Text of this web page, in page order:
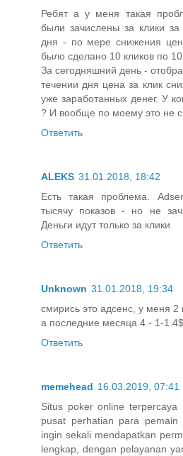
Ребят а у меня такая
были зачислены за клики
дня - по мере снижения
было сделано 10 кликов по
За сегодняшний день -
течении дня цена за клик
уже заработанных денег. У
? И вообще по моему это не
Ответить
ALEKS 31.01.2018, 18:42
Есть такая проблема.
тысячу показов - но не
Деньги идут только за клики
Ответить
Unknown 31.01.2018, 19:34
смирись это адсенс, у меня
а последние месяца 4 - 1-1.4$
Ответить
memehead 16.03.2019, 07:41
Situs poker online
pusat perhatian para
ingin sekali mendapatkan
lengkap, dengan pelayanan